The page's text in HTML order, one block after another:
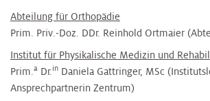
Abteilung für Orthopädie
Prim. Priv.-Doz. DDr. Reinhold Ortmaier
Institut für Physikalische Medizin und
Prim.a Dr.in Daniela Gattringer, MSc
Ansprechpartnerin Zentrum)